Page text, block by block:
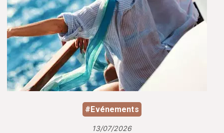
#Evénements
13/07/2026